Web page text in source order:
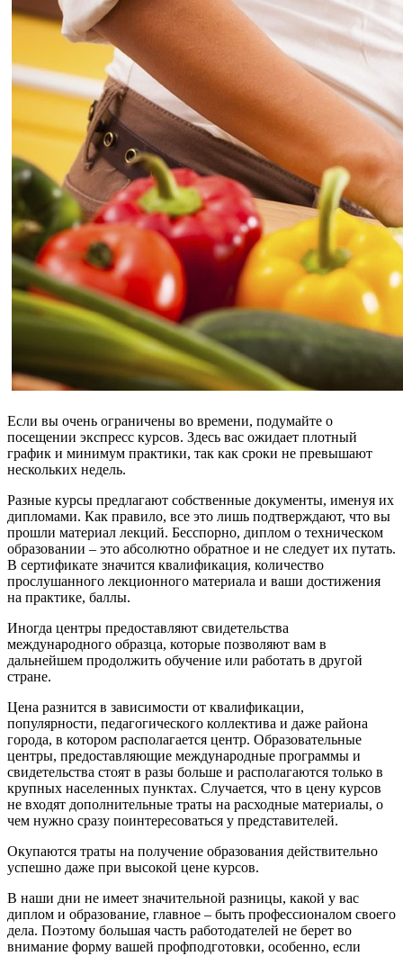
Если вы очень ограничены во времени, подумайте о
посещении экспресс курсов. Здесь вас ожидает плотный
график и минимум практики, так как сроки не превышают
нескольких недель.
Разные курсы предлагают собственные документы, именуя их
дипломами. Как правило, все это лишь подтверждают, что вы
прошли материал лекций. Бесспорно, диплом о техническом
образовании – это абсолютно обратное и не следует их путать.
В сертификате значится квалификация, количество
прослушанного лекционного материала и ваши достижения
на практике, баллы.
Иногда центры предоставляют свидетельства
международного образца, которые позволяют вам в
дальнейшем продолжить обучение или работать в другой
стране.
Цена разнится в зависимости от квалификации,
популярности, педагогического коллектива и даже района
города, в котором располагается центр. Образовательные
центры, предоставляющие международные программы и
свидетельства стоят в разы больше и располагаются только в
крупных населенных пунктах. Случается, что в цену курсов
не входят дополнительные траты на расходные материалы, о
чем нужно сразу поинтересоваться у представителей.
Окупаются траты на получение образования действительно
успешно даже при высокой цене курсов.
В наши дни не имеет значительной разницы, какой у вас
диплом и образование, главное – быть профессионалом своего
дела. Поэтому большая часть работодателей не берет во
внимание форму вашей профподготовки, особенно, если